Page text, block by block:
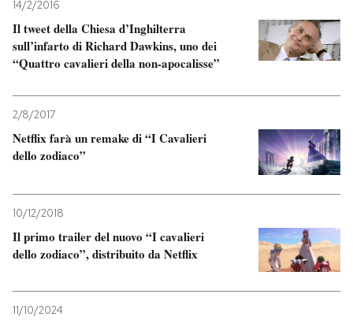
14/2/2016
Il tweet della Chiesa d’Inghilterra
sull’infarto di Richard Dawkins, uno dei
“Quattro cavalieri della non-apocalisse”
2/8/2017
Netflix farà un remake di “I Cavalieri
dello zodiaco”
10/12/2018
Il primo trailer del nuovo “I cavalieri
dello zodiaco”, distribuito da Netflix
11/10/2024